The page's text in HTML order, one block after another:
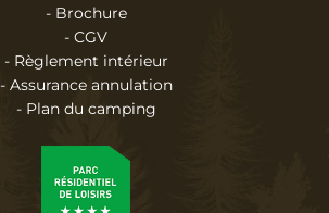
- Brochure
- CGV
- Règlement intérieur
- Assurance annulation
- Plan du camping